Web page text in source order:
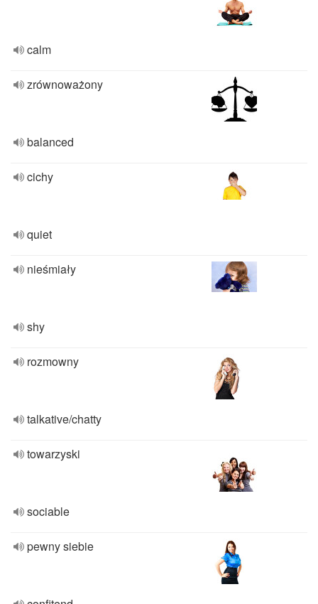
calm
zrównoważony
balanced
cichy
quiet
nieśmiały
shy
rozmowny
talkative/chatty
towarzyski
sociable
pewny siebie